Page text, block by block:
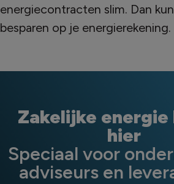
energiecontracten slim. Dan
besparen op je energierekening.
Zakelijke
hier
Speciaal voor
adviseurs en